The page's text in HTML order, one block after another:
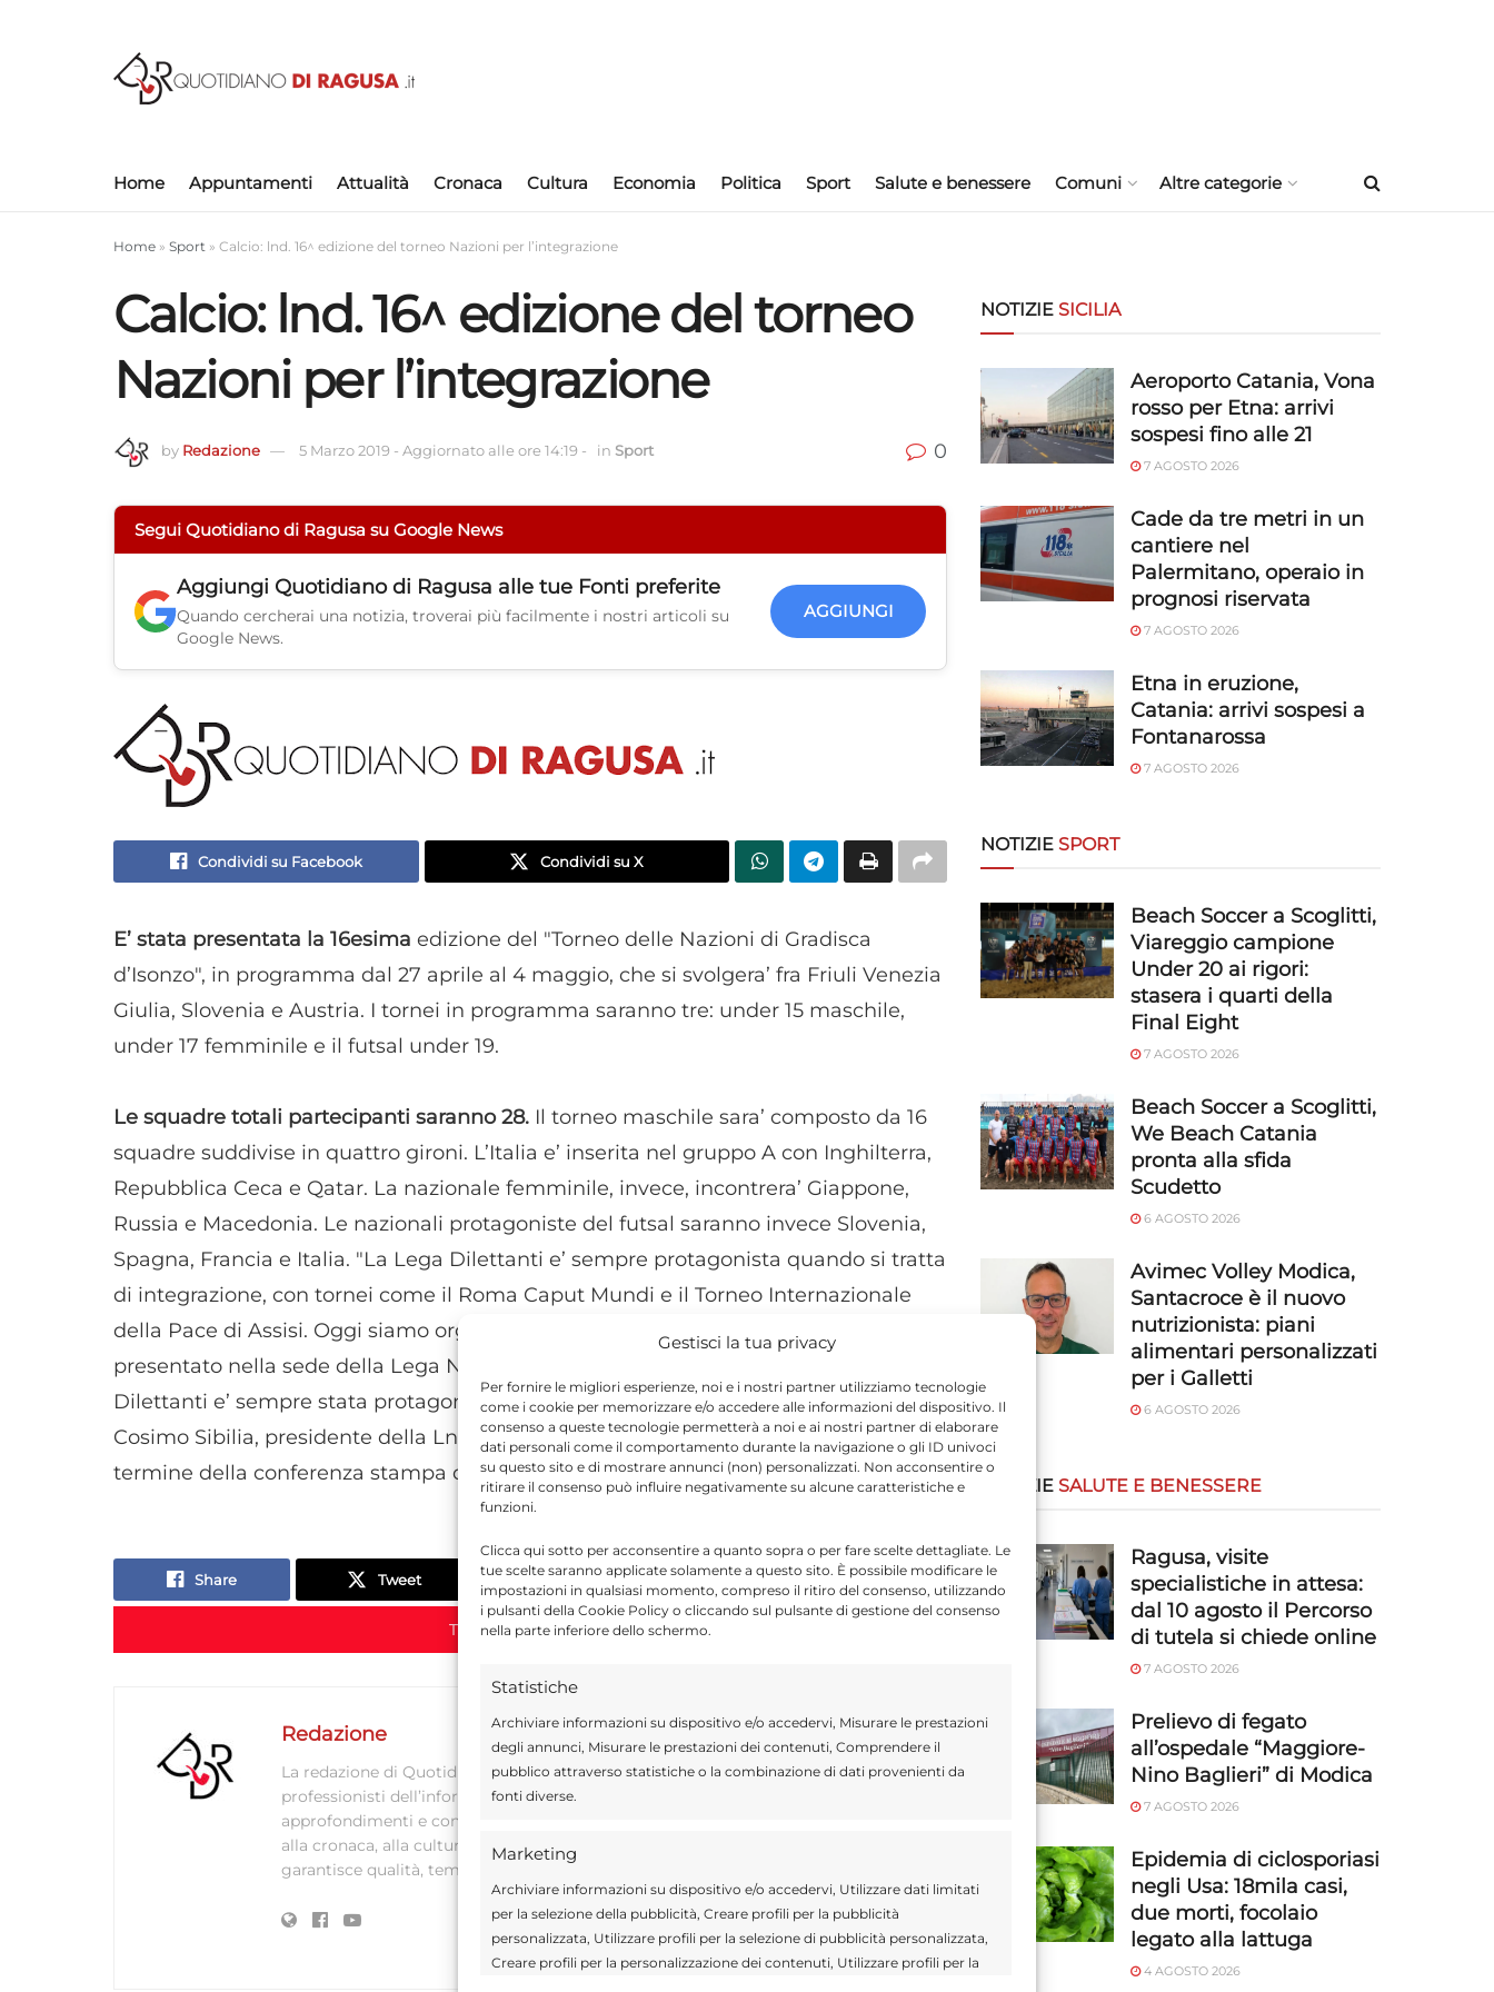
Gestisci la tua privacy
Per fornire le migliori esperienze, noi e i nostri partner utilizziamo tecnologie
come i cookie per memorizzare e/o accedere alle informazioni del dispositivo. Il
consenso a queste tecnologie permetterà a noi e ai nostri partner di elaborare
dati personali come il comportamento durante la navigazione o gli ID univoci
su questo sito e di mostrare annunci (non) personalizzati. Non acconsentire o
ritirare il consenso può influire negativamente su alcune caratteristiche e
funzioni.
Clicca qui sotto per acconsentire a quanto sopra o per fare scelte dettagliate. Le
tue scelte saranno applicate solamente a questo sito. È possibile modificare le
impostazioni in qualsiasi momento, compreso il ritiro del consenso, utilizzando
i pulsanti della Cookie Policy o cliccando sul pulsante di gestione del consenso
nella parte inferiore dello schermo.
Statistiche
Archiviare informazioni su dispositivo e/o accedervi, Misurare le prestazioni
degli annunci, Misurare le prestazioni dei contenuti, Comprendere il
pubblico attraverso statistiche o la combinazione di dati provenienti da
fonti diverse.
Marketing
Archiviare informazioni su dispositivo e/o accedervi, Utilizzare dati limitati
per la selezione della pubblicità, Creare profili per la pubblicità
personalizzata, Utilizzare profili per la selezione di pubblicità personalizzata,
Creare profili per la personalizzazione dei contenuti, Utilizzare profili per la
Home Appuntamenti Attualità Cronaca Cultura Economia Politica Sport Salute e benessere Comuni Altre categorie
Home » Sport » Calcio: lnd. 16^ edizione del torneo Nazioni per l’integrazione
Calcio: lnd. 16^ edizione del torneo
Nazioni per l’integrazione
by Redazione 5 Marzo 2019 - Aggiornato alle ore 14:19 - in Sport 0
Segui Quotidiano di Ragusa su Google News
Aggiungi Quotidiano di Ragusa alle tue Fonti preferite
Quando cercherai una notizia, troverai più facilmente i nostri articoli su
Google News.
AGGIUNGI
Condividi su Facebook Condividi su X
E’ stata presentata la 16esima edizione del "Torneo delle Nazioni di Gradisca
d’Isonzo", in programma dal 27 aprile al 4 maggio, che si svolgera’ fra Friuli Venezia
Giulia, Slovenia e Austria. I tornei in programma saranno tre: under 15 maschile,
under 17 femminile e il futsal under 19.
Le squadre totali partecipanti saranno 28. Il torneo maschile sara’ composto da 16
squadre suddivise in quattro gironi. L’Italia e’ inserita nel gruppo A con Inghilterra,
Repubblica Ceca e Qatar. La nazionale femminile, invece, incontrera’ Giappone,
Russia e Macedonia. Le nazionali protagoniste del futsal saranno invece Slovenia,
Spagna, Francia e Italia. "La Lega Dilettanti e’ sempre protagonista quando si tratta
di integrazione, con tornei come il Roma Caput Mundi e il Torneo Internazionale
della Pace di Assisi. Oggi siamo orgogliosi che il Torneo delle Nazioni sia stato
presentato nella sede della Lega Nazionale Dilettanti, proprio perche’ la Lega
Dilettanti e’ sempre stata protagonista nel campo dell’integrazione", ha detto
Cosimo Sibilia, presidente della Lnd e vice-presidente vicario della Federcalcio, al
termine della conferenza stampa di presentazione.
Share Tweet Send Share
TORNA IN SPORT
Redazione
La redazione di Quotidianodiragusa.it è composta da giornalisti, collaboratori e
professionisti dell’informazione che ogni giorno lavorano per offrire notizie,
approfondimenti e contenuti accurati dedicati alla Sicilia, all’attualità, alla politica,
alla cronaca, alla cultura e allo sport. Un team dinamico e indipendente che
garantisce qualità, tempestività e affidabilità.
NOTIZIE SICILIA
Aeroporto Catania, Vona
rosso per Etna: arrivi
sospesi fino alle 21
7 AGOSTO 2026
Cade da tre metri in un
cantiere nel
Palermitano, operaio in
prognosi riservata
7 AGOSTO 2026
Etna in eruzione,
Catania: arrivi sospesi a
Fontanarossa
7 AGOSTO 2026
NOTIZIE SPORT
Beach Soccer a Scoglitti,
Viareggio campione
Under 20 ai rigori:
stasera i quarti della
Final Eight
7 AGOSTO 2026
Beach Soccer a Scoglitti,
We Beach Catania
pronta alla sfida
Scudetto
6 AGOSTO 2026
Avimec Volley Modica,
Santacroce è il nuovo
nutrizionista: piani
alimentari personalizzati
per i Galletti
6 AGOSTO 2026
NOTIZIE SALUTE E BENESSERE
Ragusa, visite
specialistiche in attesa:
dal 10 agosto il Percorso
di tutela si chiede online
7 AGOSTO 2026
Prelievo di fegato
all’ospedale “Maggiore-
Nino Baglieri” di Modica
7 AGOSTO 2026
Epidemia di ciclosporiasi
negli Usa: 18mila casi,
due morti, focolaio
legato alla lattuga
4 AGOSTO 2026